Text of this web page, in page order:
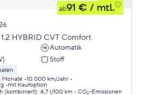
ab91 € / mtl.
1.2 HYBRID CVT Comfort
Automatik
Stoff
Monate 10.000 km/Jahr
mit Kaufoption
(kombiniert): 4,7 l/100 km
CO₂-Emissionen